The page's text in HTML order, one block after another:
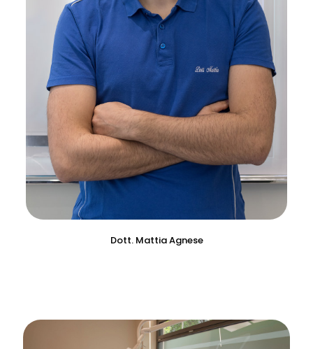
Dott. Mattia Agnese